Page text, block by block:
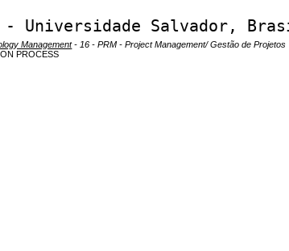
- Universidade Salvador,
Management- 16 - PRM - Project Management/ Gestão de Projetos
PROCESS